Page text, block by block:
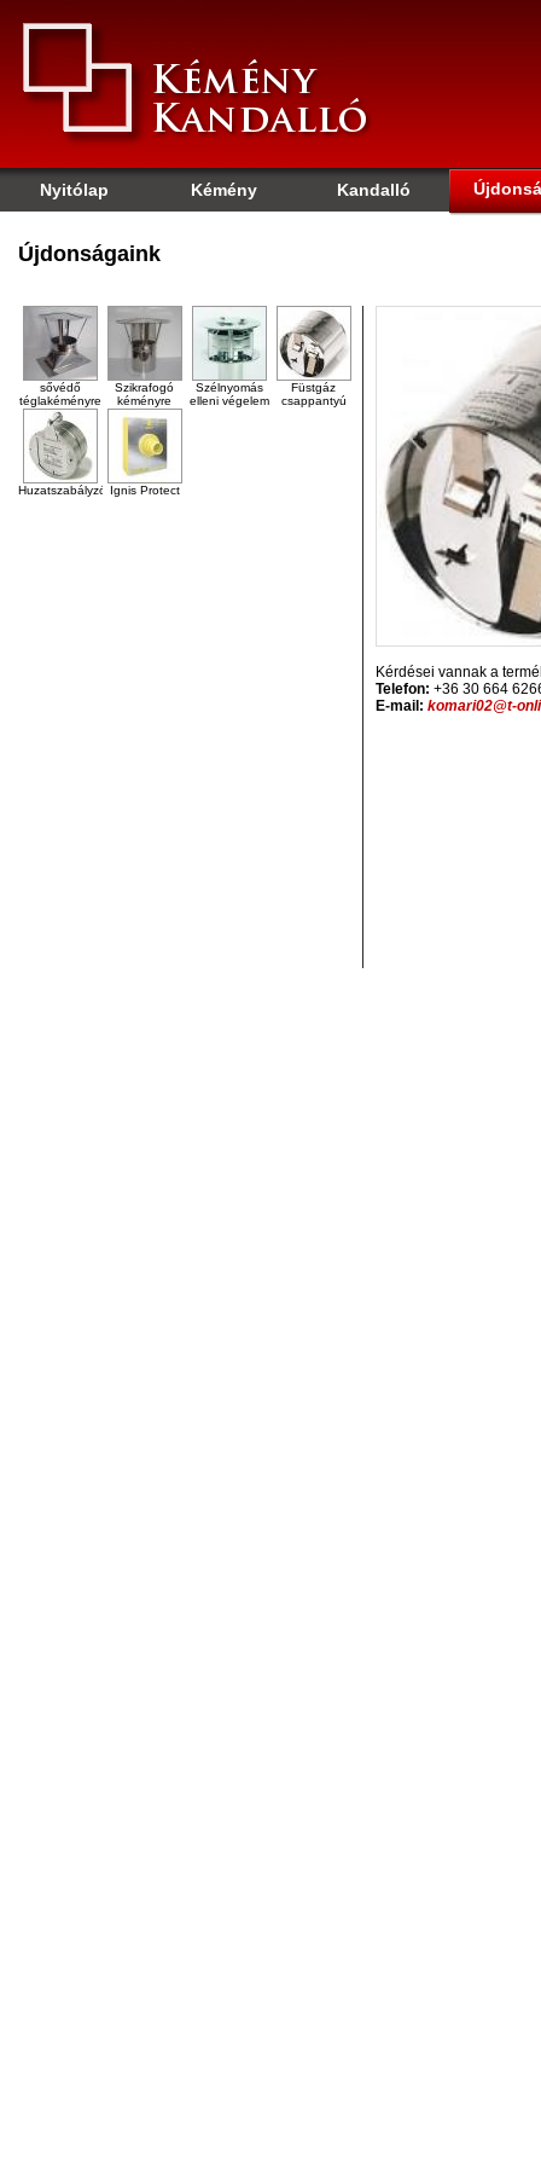
Nyitólap Kémény Kandalló
Újdonságaink
sővédő
téglakéményre
Szikrafogó
kéményre
Szélnyomás
elleni végelem
Füstgáz
csappantyú
Huzatszabályzó Ignis Protect
Kérdései vannak a
Telefon: +36 30 664
E-mail: komari02@t-